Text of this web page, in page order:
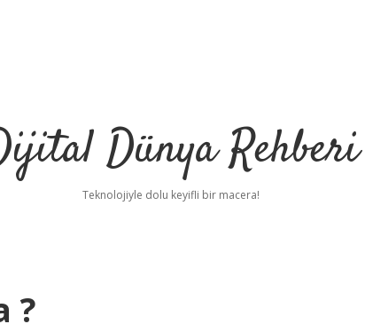
Dünya Rehberi
Teknolojiyle dolu keyifli bir macera!
?